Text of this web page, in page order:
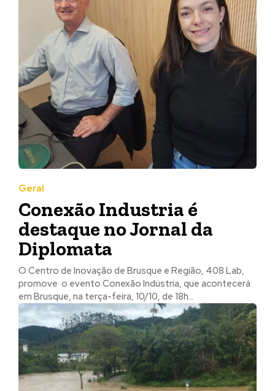
Geral
Conexão Industria é
destaque no Jornal da
Diplomata
O Centro de Inovação de Brusque e Região, 408 Lab,
promove o evento Conexão Indústria, que acontecerá
em Brusque, na terça-feira, 10/10, de 18h...